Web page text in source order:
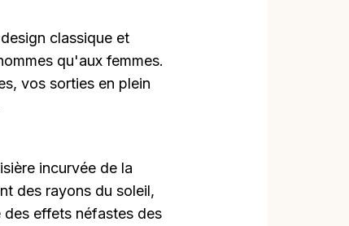
classique et
qu'aux femmes.
vos sorties en plein
incurvée de la
des rayons du soleil,
effets néfastes des